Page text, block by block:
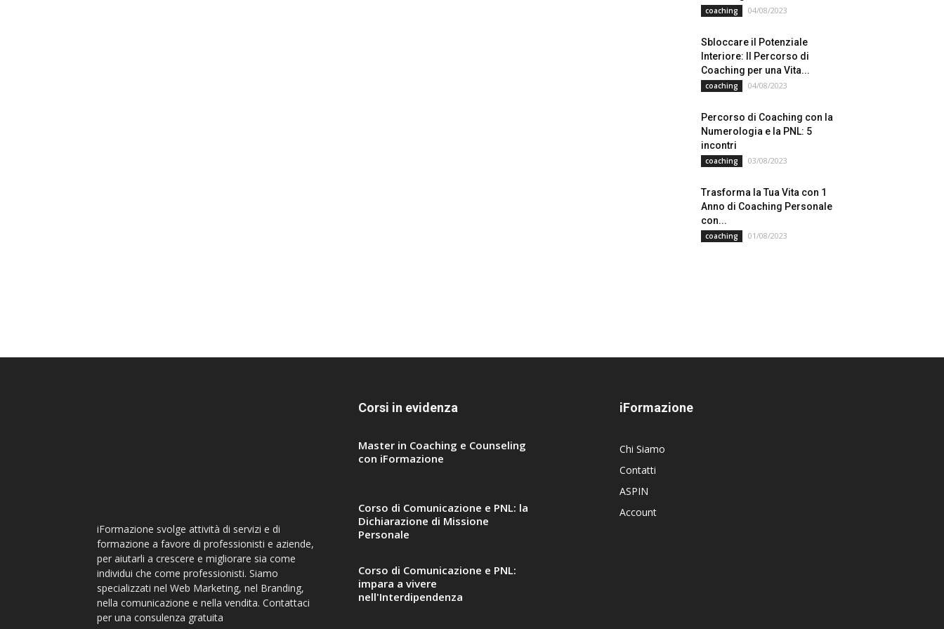
coaching 04/08/2023
Sbloccare il Potenziale
Interiore: Il Percorso di
Coaching per una Vita...
coaching 04/08/2023
Percorso di Coaching con la
Numerologia e la PNL: 5
incontri
coaching 03/08/2023
Trasforma la Tua Vita con 1
Anno di Coaching Personale
con...
coaching 01/08/2023
iFormazione svolge attività di servizi e di
formazione a favore di professionisti e aziende,
per aiutarli a crescere e migliorare sia come
individui che come professionisti. Siamo
specializzati nel Web Marketing, nel Branding,
nella comunicazione e nella vendita. Contattaci
per una consulenza gratuita
Corsi in evidenza
Master in Coaching e Counseling
con iFormazione
Corso di Comunicazione e PNL: la
Dichiarazione di Missione
Personale
Corso di Comunicazione e PNL:
impara a vivere
nell'Interdipendenza
iFormazione
Chi Siamo
Contatti
ASPIN
Account